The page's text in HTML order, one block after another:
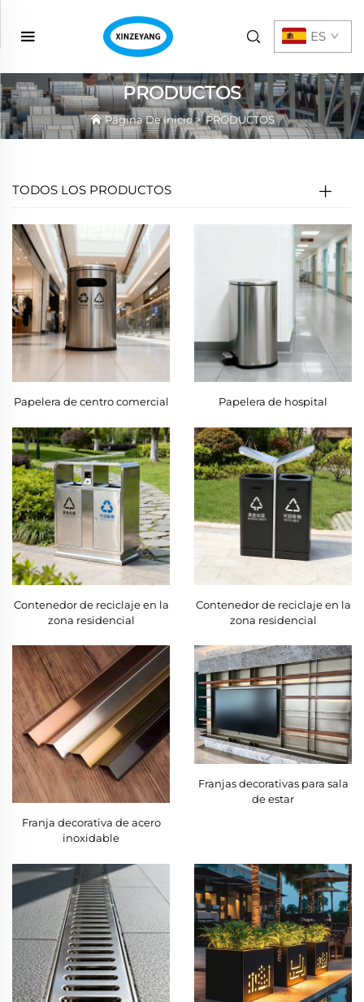
ES
PRODUCTOS
Página De Inicio>PRODUCTOS
TODOS LOS PRODUCTOS
Papelera de centro comercial Papelera de hospital
Contenedor de reciclaje en la
zona residencial
Contenedor de reciclaje en la
zona residencial
Franja decorativa de acero
inoxidable
Franjas decorativas para sala
de estar